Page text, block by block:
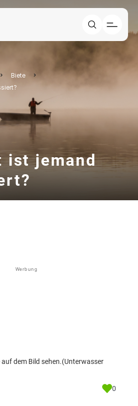
Biete
ist jemand
Werbung
dem Bild sehen.(Unterwasser
0